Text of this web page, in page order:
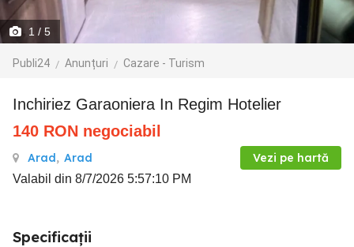
1 / 5
Publi24 Anunțuri Cazare - Turism
Inchiriez Garaoniera In Regim Hotelier
140 RON negociabil
Arad, Arad Vezi pe hartă
Valabil din 8/7/2026 5:57:10 PM
Specificații